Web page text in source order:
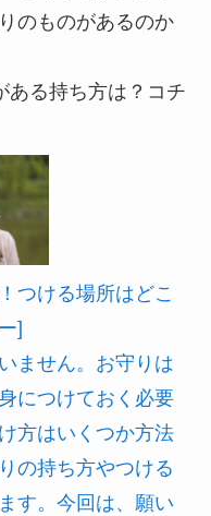
のものがあるのか
ある持ち方は？コチ
つける場所はどこ
]
ません。お守りは
につけておく必要
方はいくつか方法
の持ち方やつける
す。今回は、願い